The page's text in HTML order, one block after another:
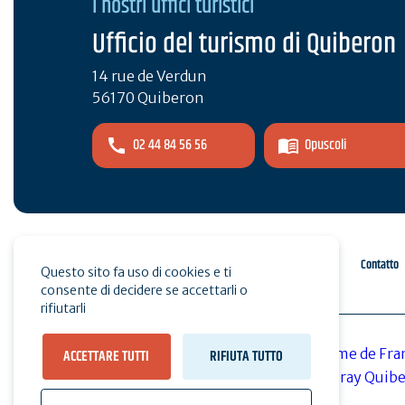
Ufficio del turismo di Quiberon
14 rue de Verdun
56170 Quiberon
02 44 84 56 56 Opuscoli
Spazio pro Stampa Contatto
Questo sito fa uso di cookies e ti
consente di decidere se accettarli o
rifiutarli
ACCETTARE TUTTI RIFIUTA TUTTO